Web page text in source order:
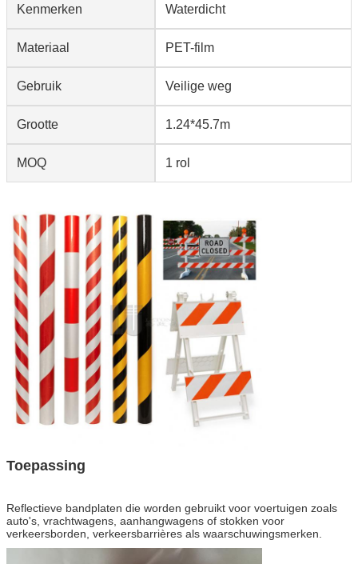
Kenmerken Waterdicht
Materiaal PET-film
Gebruik Veilige weg
Grootte 1.24*45.7m
MOQ 1 rol
Toepassing
Reflectieve bandplaten die worden gebruikt voor voertuigen zoals
auto's, vrachtwagens, aanhangwagens of stokken voor
verkeersborden, verkeersbarrières als waarschuwingsmerken.